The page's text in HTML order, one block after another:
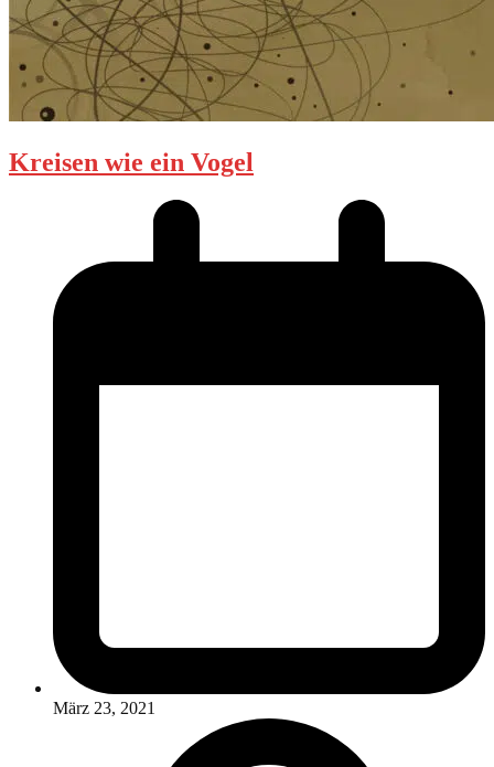
Kreisen wie ein Vogel
März 23, 2021